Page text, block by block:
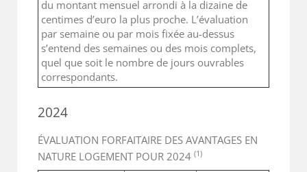
du montant mensuel arrondi à la dizaine de
centimes d’euro la plus proche. L’évaluation
par semaine ou par mois fixée au-dessus
s’entend des semaines ou des mois complets,
quel que soit le nombre de jours ouvrables
correspondants.
2024
ÉVALUATION FORFAITAIRE DES AVANTAGES EN
NATURE LOGEMENT POUR 2024 (1)